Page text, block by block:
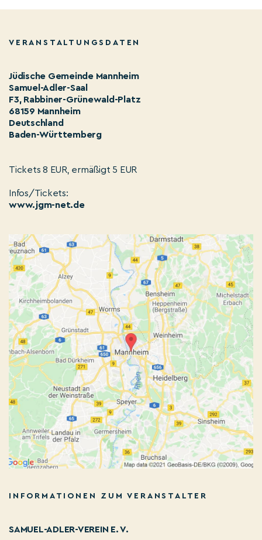
VERANSTALTUNGSDATEN
Jüdische Gemeinde Mannheim
Samuel-Adler-Saal
F3, Rabbiner-Grünewald-Platz
68159 Mannheim
Deutschland
Baden-Württemberg
Tickets 8 EUR, ermäßigt 5 EUR
Infos/Tickets:
www.jgm-net.de
INFORMATIONEN ZUM VERANSTALTER
SAMUEL-ADLER-VEREIN E. V.